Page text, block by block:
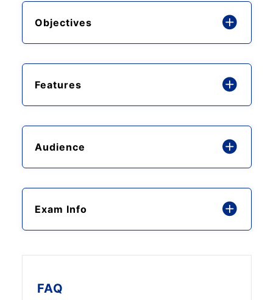
Objectives
Features
Audience
Exam Info
FAQ